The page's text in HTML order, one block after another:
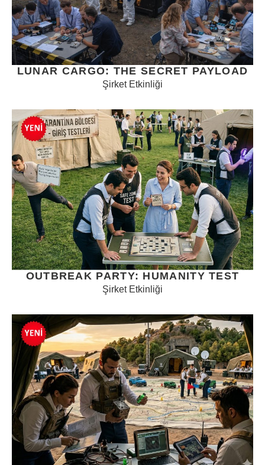
LUNAR CARGO: THE SECRET PAYLOAD
Şirket Etkinliği
OUTBREAK PARTY: HUMANITY TEST
Şirket Etkinliği